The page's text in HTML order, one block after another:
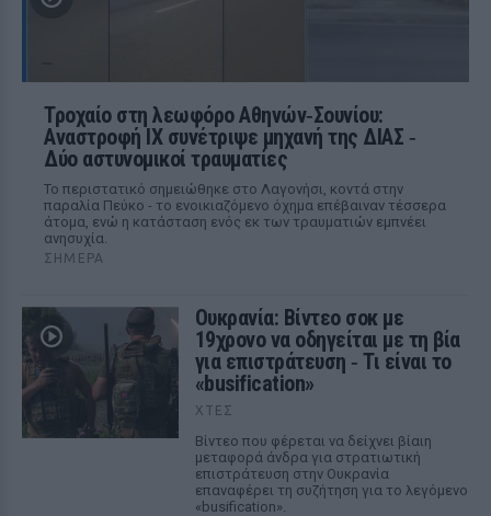
Τροχαίο στη λεωφόρο Αθηνών‑Σουνίου:
Αναστροφή ΙΧ συνέτριψε μηχανή της ΔΙΑΣ ‑
Δύο αστυνομικοί τραυματίες
Το περιστατικό σημειώθηκε στο Λαγονήσι, κοντά στην
παραλία Πεύκο - το ενοικιαζόμενο όχημα επέβαιναν τέσσερα
άτομα, ενώ η κατάσταση ενός εκ των τραυματιών εμπνέει
ανησυχία.
ΣΉΜΕΡΑ
Ουκρανία: Βίντεο σοκ με
19χρονο να οδηγείται με τη βία
για επιστράτευση ‑ Τι είναι το
«busification»
ΧΤΕΣ
Βίντεο που φέρεται να δείχνει βίαιη
μεταφορά άνδρα για στρατιωτική
επιστράτευση στην Ουκρανία
επαναφέρει τη συζήτηση για το λεγόμενο
«busification».